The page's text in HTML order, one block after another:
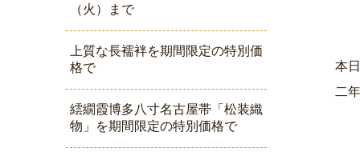
（火）まで
上質な長襦袢を期間限定の特別価
格で
繧繝霞博多八寸名古屋帯「松装織
物」を期間限定の特別価格で
本
二